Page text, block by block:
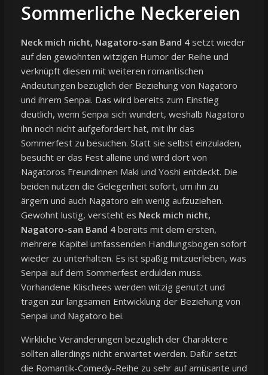
Sommerliche Neckereien
Neck mich nicht, Nagatoro-san Band 4setzt wieder
auf den gewohnten witzigen Humor der Reihe und
verknüpft diesen mit weiteren romantischen
Andeutungen bezüglich der Beziehung von Nagatoro
und ihrem Senpai. Das wird bereits zum Einstieg
deutlich, wenn Senpai sich wundert, weshalb Nagatoro
ihn noch nicht aufgefordert hat, mit ihr das
Sommerfest zu besuchen. Statt sie selbst einzuladen,
besucht er das Fest alleine und wird dort von
Nagatoros Freundinnen Maki und Yoshi entdeckt. Die
beiden nutzen die Gelegenheit sofort, um ihn zu
ärgern und auch Nagatoro ein wenig aufzuziehen.
Gewohnt lustig, versteht es Neck mich nicht,
Nagatoro-san Band 4bereits mit dem ersten,
mehrere Kapitel umfassenden Handlungsbogen sofort
wieder zu unterhalten. Es ist spaßig mitzuerleben, was
Senpai auf dem Sommerfest erdulden muss.
Vorhandene Klischees werden witzig genutzt und
tragen zur langsamen Entwicklung der Beziehung von
Senpai und Nagatoro bei.
Wirkliche Veränderungen bezüglich der Charaktere
sollten allerdings nicht erwartet werden. Dafür setzt
die Romantik-Comedy-Reihe zu sehr auf amüsante und